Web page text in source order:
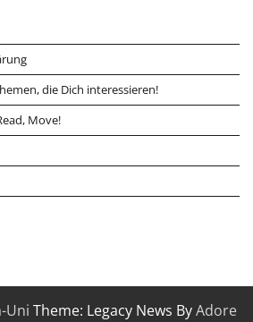
die Dich interessieren!
Move!
Uni Theme: Legacy News ByAdore